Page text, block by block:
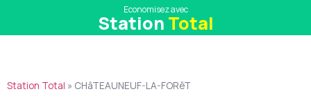
Economisez avec
Station Total
Station Total » CHâTEAUNEUF-LA-FORêT